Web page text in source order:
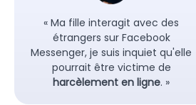
« Ma fille interagit avec des
étrangers sur Facebook
Messenger, je suis inquiet qu'elle
pourrait être victime de
harcèlement en ligne. »